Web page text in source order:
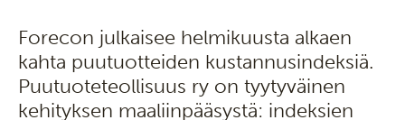
Forecon julkaisee helmikuusta alkaen
kahta puutuotteiden kustannusindeksiä.
Puutuoteteollisuus ry on tyytyväinen
kehityksen maaliinpääsystä: indeksien